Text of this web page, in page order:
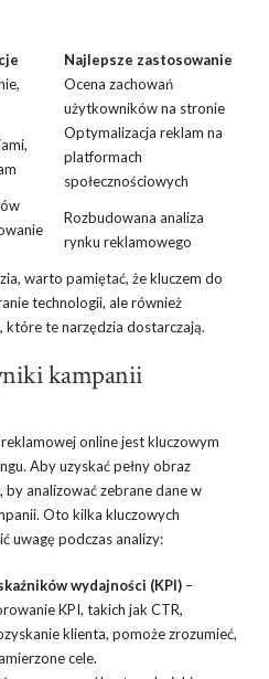
Najlepsze zastosowanie
Ocena zachowań
użytkowników na stronie
Optymalizacja reklam na
platformach
społecznościowych
Rozbudowana analiza
rynku reklamowego
warto pamiętać, że kluczem do
technologii, ale również
te narzędzia dostarczają.
kampanii
online jest kluczowym
Aby uzyskać pełny obraz
by analizować zebrane dane w
Oto kilka kluczowych
uwagę podczas analizy:
wydajności (KPI) –
KPI, takich jak CTR,
klienta, pomoże zrozumieć,
cele.